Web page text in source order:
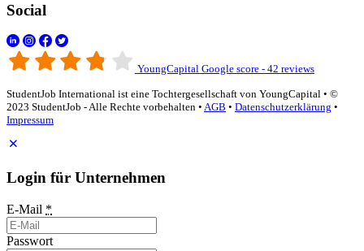
Social
YoungCapital Google score - 42 reviews
StudentJob International ist eine Tochtergesellschaft von YoungCapital • ©
2023 StudentJob - Alle Rechte vorbehalten • AGB • Datenschutzerklärung •
Impressum
Login für Unternehmen
E-Mail *
Passwort